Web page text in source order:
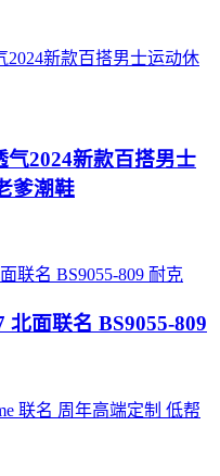
气2024新款百搭男士
爹潮鞋
耐克
面联名 BS9055-809